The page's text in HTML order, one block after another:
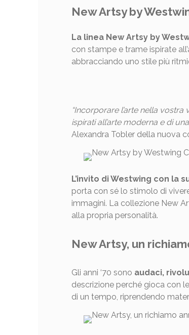
New Artsy by
La linea New Artsy by
con stampe e trame ispirate
abbracciando uno stile più
“Incorporare l’arte nella
ispirati all’arte moderna e di
Alexandra Tobler della nuova
L’invito di Westwing con la
porta con sé lo stimolo di
immagini. La collezione New
alla propria personalità.
New Artsy, un
Gli anni ‘70 sono audaci,
descrizione perché gioca con
di un tempo, riprendendo